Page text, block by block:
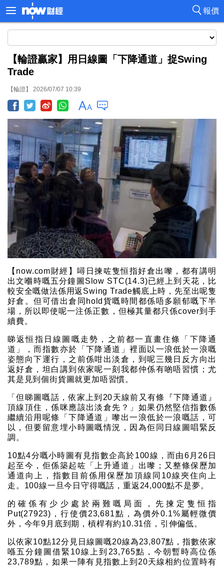
報價
【輪證贏家】用日線圖「下降通道」捉Swing
Trade
【輪證】 2026/07/07 10:39
【now.com財經】噚日揀咗隻恒指好倉出嚟，都有講明
出文嗰時嘅五分鐘圖Slow STC(14.3)已經上到天花，比
較安全嘅做法係用返Swing Trade觸底上時，先至出呢隻
好倉。但可借出倉同hold貨嘅時間都係唔多願郁嘅下半
場，所以即使呢一注係正數，但極其量都只係cover到手
續費。
睇返恒指日線圖嘅走勢，之前都一直畫住條「下降通
道」，而指數亦於「下降通道」裡面以一浪低於一浪嘅
姿態向下運行，之前係咁出淡倉，到呢三幾日反方向出
返好倉，坦白講到依家呢一刻我都仲係有啲唔習慣；尤
其是見到個街貨圖就更加唔習慣。
「但睇圖嘅話，依家上到20天線前又有條『下降通道』
頂線頂住，係咪應該出淡倉先？」如果仍然堅信指數係
繼續沿用呢條「下降通道」嚟出一浪低於一浪嘅話，可
以，但要留意埋小時圖嘅情況，因為佢同日線圖唱緊反
調。
10點4分嘅小時圖有見指數企高於100線，而由6月26日
起至今，佢係築起咗「上升通道」出嚟；又整條保歷加
通道向上，指數目前係用保歷加頂線同10線夾住向上
走。100線一旦今日守得嘅話，重返24,000點不是夢。
的確係有少少處於兩難嘅局面，先揀定隻恒指
Put(27923)，行使價23,681點，為價外0.1%屬輕微價
外，今年9月底到期，槓桿有約10.31倍，引伸偏低。
以依家10點12分見日線圖嘅20線為23,807點，指數依家
喺五分鐘圖借緊10線上到23,765點，今朝暫時高位係
23,789點，如果一陣有見指數上到20天線相約位置時有